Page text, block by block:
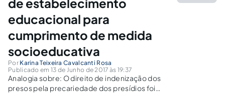
solidária.
educacional para
cumprimento de medida
socioeducativa
Por Karina Teixeira Cavalcanti Rosa
Publicado em 13 de Junho de 2017 às 19:37
Analogia sobre: O direito de indenização dos
presos pela precariedade dos presídios foi